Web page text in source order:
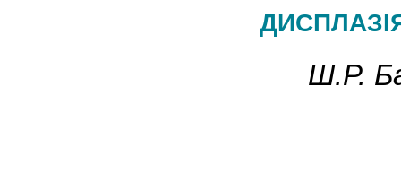
Ш.Р.